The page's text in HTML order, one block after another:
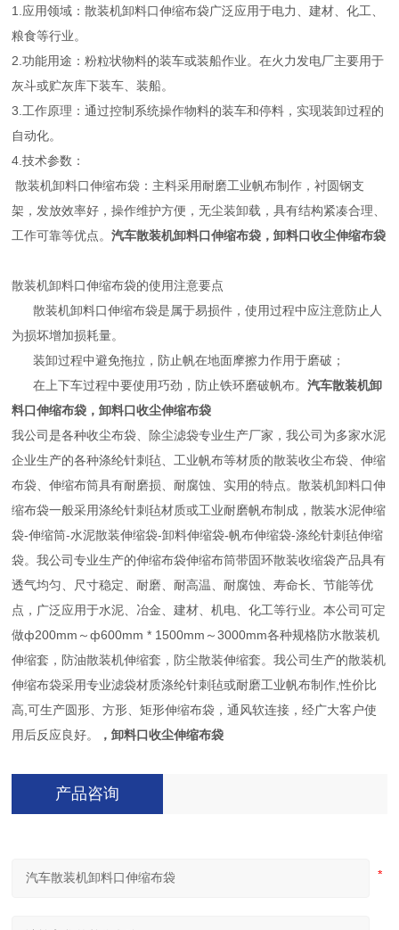
1.应用领域：散装机卸料口伸缩布袋广泛应用于电力、建材、化工、
粮食等行业。
2.功能用途：粉粒状物料的装车或装船作业。在火力发电厂主要用于
灰斗或贮灰库下装车、装船。
3.工作原理：通过控制系统操作物料的装车和停料，实现装卸过程的
自动化。
4.技术参数：
散装机卸料口伸缩布袋：主料采用耐磨工业帆布制作，衬圆钢支
架，发放效率好，操作维护方便，无尘装卸载，具有结构紧凑合理、
工作可靠等优点。汽车散装机卸料口伸缩布袋，卸料口收尘伸缩布袋
散装机卸料口伸缩布袋的使用注意要点
散装机卸料口伸缩布袋是属于易损件，使用过程中应注意防止人
为损坏增加损耗量。
装卸过程中避免拖拉，防止帆在地面摩擦力作用于磨破；
在上下车过程中要使用巧劲，防止铁环磨破帆布。汽车散装机卸
料口伸缩布袋，卸料口收尘伸缩布袋
我公司是各种收尘布袋、除尘滤袋专业生产厂家，我公司为多家水泥
企业生产的各种涤纶针刺毡、工业帆布等材质的散装收尘布袋、伸缩
布袋、伸缩布筒具有耐磨损、耐腐蚀、实用的特点。散装机卸料口伸
缩布袋一般采用涤纶针刺毡材质或工业耐磨帆布制成，散装水泥伸缩
袋-伸缩筒-水泥散装伸缩袋-卸料伸缩袋-帆布伸缩袋-涤纶针刺毡伸缩
袋。我公司专业生产的伸缩布袋伸缩布筒带固环散装收缩袋产品具有
透气均匀、尺寸稳定、耐磨、耐高温、耐腐蚀、寿命长、节能等优
点，广泛应用于水泥、冶金、建材、机电、化工等行业。本公司可定
做ф200mm～ф600mm * 1500mm～3000mm各种规格防水散装机
伸缩套，防油散装机伸缩套，防尘散装伸缩套。我公司生产的散装机
伸缩布袋采用专业滤袋材质涤纶针刺毡或耐磨工业帆布制作,性价比
高,可生产圆形、方形、矩形伸缩布袋，通风软连接，经广大客户使
用后反应良好。
，卸料口收尘伸缩布袋
产品咨询